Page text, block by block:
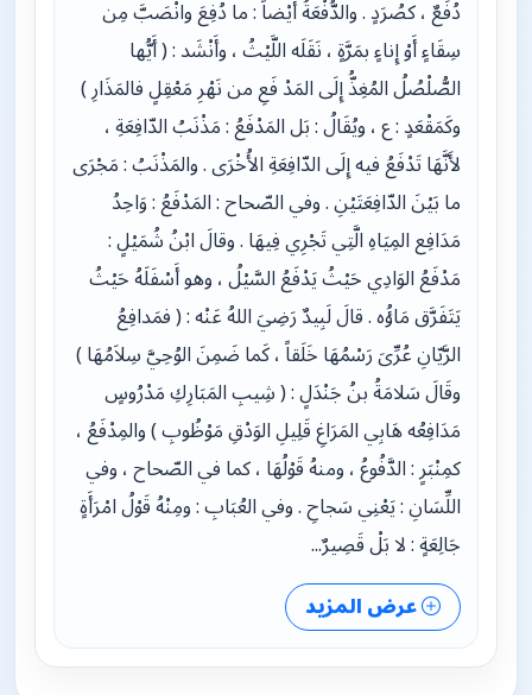
دُفَعٌ ، كصُرَدٍ . والدُّفْعَةُ أَيْضاً : ما دُفِعَ وانْصَبَّ مِن
سِقَاءٍ أَوْ إِناءٍ بمَرَّةٍ ، نَقَلَه اللَّيْثُ ، وأَنْشَد : ( أَيُّها
الصُّلْصُلُ المُغِذُّ إِلَى المَدْ فَعِ من نَهْرِ مَعْقِلٍ فالمَذَارِ )
وكَمَقْعَدٍ : ع ، ويُقَالُ : بَل المَدْفَعُ : مَذْنَبُ الدّافِعَةِ ،
لأَنَّهَا تَدْفَعُ فيه إِلَى الدّافِعَةِ الأُخْرَى . والمَذْنَبُ : مَجْرَى
ما بَيْنَ الدّافِعَتَيْنِ . وفي الصّحاح : المَدْفَعُ : وَاحِدُ
مَدَافِع المِيَاهِ الَّتِي تَجْرِي فِيهَا . وقالَ ابْنُ شُمَيْلٍ :
مَدْفَعُ الوَادِي حَيْثُ يَدْفَعُ السَّيْلُ ، وهو أَسْفَلَهُ حَيْثُ
يَتَفَرَّق مَاؤُه . قالَ لَبِيدٌ رَضِيَ اللهُ عَنْه : ( فمَدافِعُ
الرَّيّانِ عُرِّىَ رَسْمُهَا خَلَقاً ، كَما ضَمِنَ الوُحِيَّ سِلاَمُهَا )
وقَالَ سَلامَةُ بنُ جَنْدَلٍ : ( شِيبِ المَبَارِكِ مَدْرُوسٍ
مَدَافِعُه هَابِي المَرَاغِ قَلِيلِ الوَدْقِ مَوْظُوبِ ) والمِدْفَعُ ،
كمِنْبَرٍ : الدَّفُوعُ ، ومنهُ قَوْلُهَا ، كما في الصّحاح ، وفي
اللِّسَانِ : يَعْنِي سَجاحِ . وفي العُبَابِ : ومِنْهُ قَوْلُ امْرَأَةٍ
جَالِعَةٍ : لا بَلْ قَصِيرٌ...